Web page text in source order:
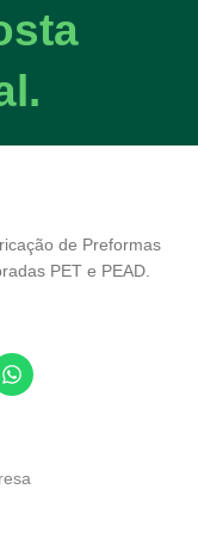
de Preformas
PET e PEAD.